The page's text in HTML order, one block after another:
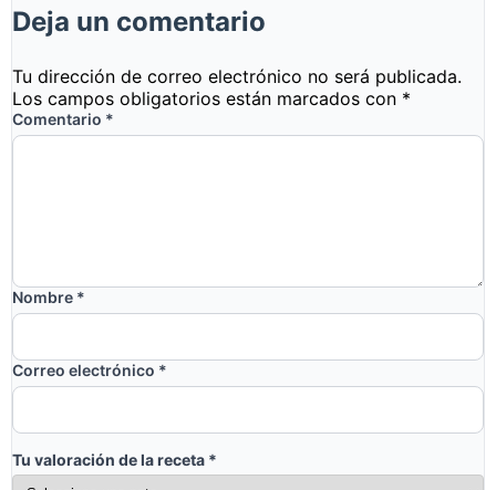
Deja un comentario
Tu dirección de correo electrónico no será publicada.
Los campos obligatorios están marcados con *
Comentario *
Nombre *
Correo electrónico *
Tu valoración de la receta *